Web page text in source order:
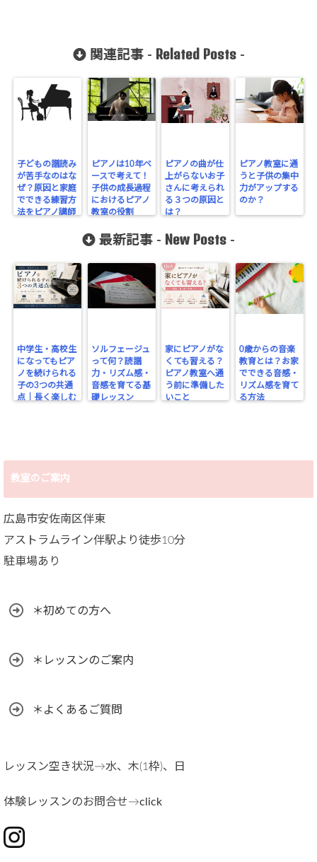
関連記事 - Related Posts-
子どもの譜読み
が苦手なのはな
ぜ？原因と家庭
でできる練習方
法をピアノ講師
ピアノは10年ベ
ースで考えて！
子供の成長過程
におけるピアノ
教室の役割
ピアノの曲が仕
上がらないお子
さんに考えられ
る３つの原因と
は？
ピアノ教室に通
うと子供の集中
力がアップする
のか？
最新記事 - New Posts -
中学生・高校生
になってもピア
ノを続けられる
子の3つの共通
点｜長く楽しむ
ソルフェージュ
って何？読譜
力・リズム感・
音感を育てる基
礎レッスン
家にピアノがな
くても習える？
ピアノ教室へ通
う前に準備した
いこと
0歳からの音楽
教育とは？お家
でできる音感・
リズム感を育て
る方法
教室のご案内
広島市安佐南区伴東
アストラムライン伴駅より徒歩10分
駐車場あり
＊初めての方へ
＊レッスンのご案内
＊よくあるご質問
レッスン空き状況→水、木(1枠)、日
体験レッスンのお問合せ→click